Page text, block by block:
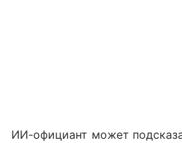
ИИ-официант может